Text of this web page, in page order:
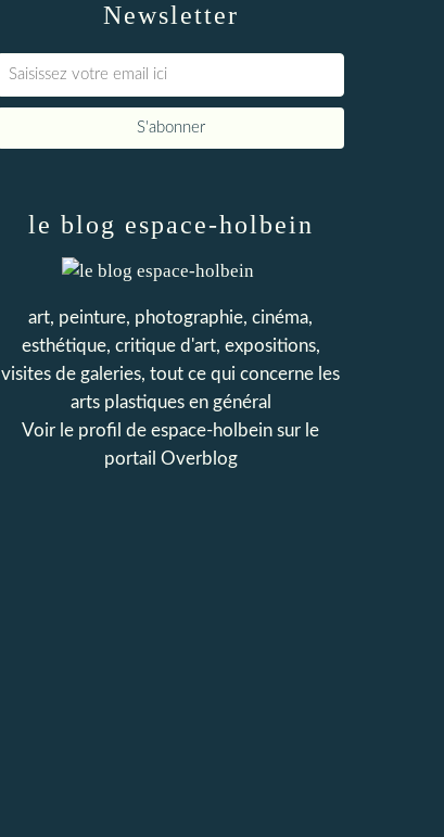
Newsletter
le blog espace-holbein
art, peinture, photographie, cinéma,
esthétique, critique d'art, expositions,
visites de galeries, tout ce qui concerne les
arts plastiques en général
Voir le profil de espace-holbein sur le
portail Overblog